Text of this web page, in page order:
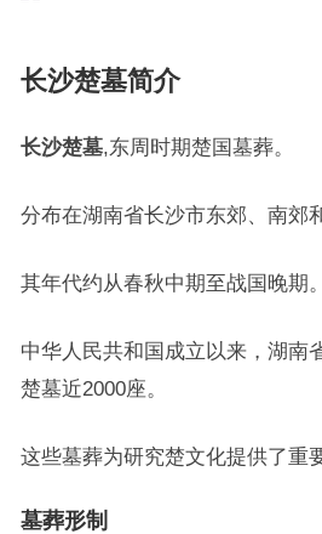
长沙楚墓简介
长沙楚墓,东周时期楚国墓葬。
分布在湖南省长沙市东郊、南郊
其年代约从春秋中期至战国晚期。
中华人民共和国成立以来，湖南
楚墓近2000座。
这些墓葬为研究楚文化提供了重
墓葬形制